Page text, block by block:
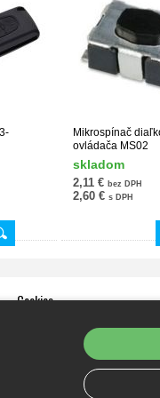
Mikrospínač
ovládača MS02
skladom
2,11 € bez DPH
2,60 € s DPH
Cookies